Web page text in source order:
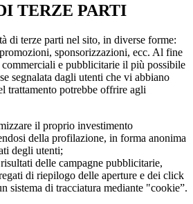
TERZE PARTI
di terze parti nel sito, in diverse forme:
sponsorizzazioni, ecc. Al fine
e pubblicitarie il più possibile
segnalata dagli utenti che vi abbiano
trattamento potrebbe offrire agli
il proprio investimento
della profilazione, in forma anonima
degli utenti;
delle campagne pubblicitarie,
di riepilogo delle aperture e dei click
sistema di tracciatura mediante "cookie”.